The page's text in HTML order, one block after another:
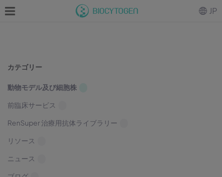
カテゴリー
動物モデル及び細胞株
前臨床サービス
RenSuper 治療用抗体ライブラリー
リソース
ニュース
JP